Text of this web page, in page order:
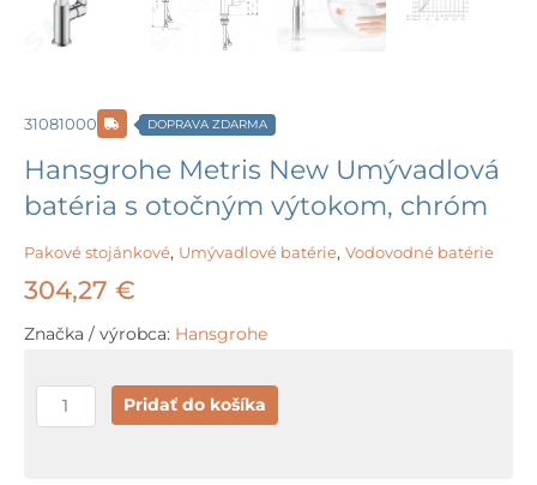
31081000 DOPRAVA ZDARMA
Hansgrohe Metris New Umývadlová
batéria s otočným výtokom, chróm
Pakové stojánkové, Umývadlové batérie, Vodovodné batérie
304,27 €
Značka / výrobca: Hansgrohe
množstvo
Hansgrohe
Pridať do košíka